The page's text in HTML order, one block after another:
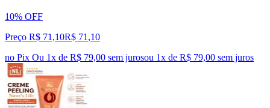
10% OFF
Preço R$ 71,10R$ 71 ,10
no Pix Ou 1x de R$ 79,00 sem jurosou 1x de R$ 79,00 sem juros